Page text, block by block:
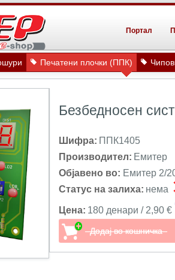
Портал
Печатени плочки (ППК)
Безбедносен
Шифра: ППК1405
Производител: Емитер
Објавено во: Емитер 2/
Статус на залиха: нема
Цена: 180 денари / 2,90 €